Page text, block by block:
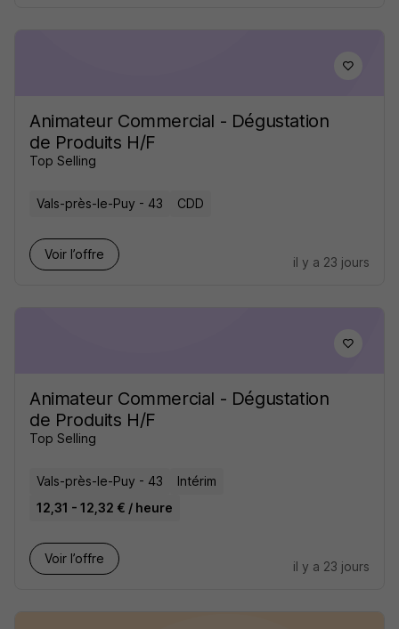
Animateur Commercial - Dégustation
de Produits H/F
Top Selling
Vals-près-le-Puy - 43 CDD
Voir l’offre
il y a 23 jours
Animateur Commercial - Dégustation
de Produits H/F
Top Selling
Vals-près-le-Puy - 43
Intérim
12,31 - 12,32 € / heure
Voir l’offre
il y a 23 jours